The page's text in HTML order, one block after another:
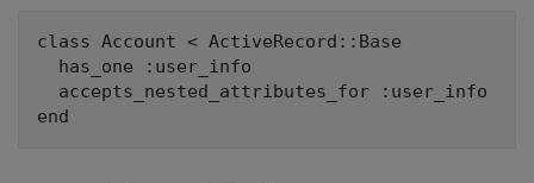
class Account < ActiveRecord::Base
  has_one :user_info
  accepts_nested_attributes_for :user_info